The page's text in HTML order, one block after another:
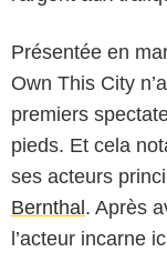
Présentée en
Own This City
premiers
pieds. Et cela
ses acteurs
Bernthal. Après
l’acteur incarne